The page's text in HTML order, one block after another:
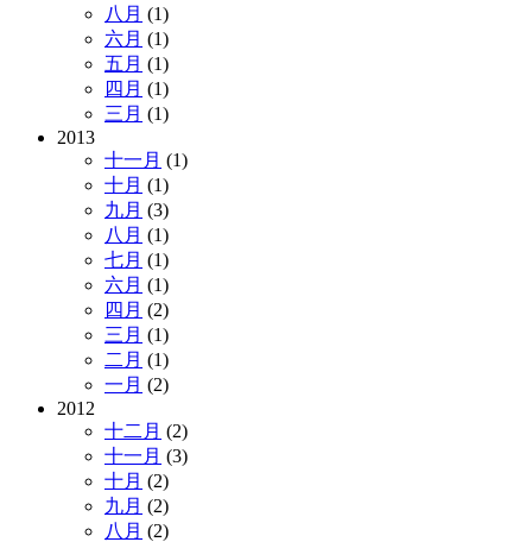
八月 (1)
六月 (1)
五月 (1)
四月 (1)
三月 (1)
2013
十一月 (1)
十月 (1)
九月 (3)
八月 (1)
七月 (1)
六月 (1)
四月 (2)
三月 (1)
二月 (1)
一月 (2)
2012
十二月 (2)
十一月 (3)
十月 (2)
九月 (2)
八月 (2)